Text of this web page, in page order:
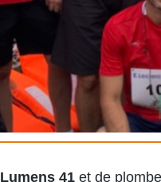
Lumens 41 et de